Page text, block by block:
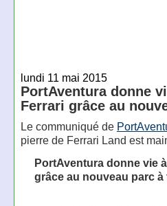
lundi 11 mai 2015
PortAventura donne
Ferrari grâce au
Le communiqué de
pierre de Ferrari Land est
PortAventura donne vie
grâce au nouveau parc